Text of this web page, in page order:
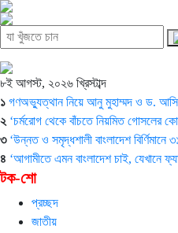
৮ই আগস্ট, ২০২৬ খ্রিস্টাব্দ
১ গণঅভ্যুত্থান নিয়ে আনু মুহাম্মদ ও ড. আসিফ
২ ‘চর্মরোগ থেকে বাঁচতে নিয়মিত গোসলের
৩ ‘উন্নত ও সমৃদ্ধশালী বাংলাদেশ বির্ণিমানে
৪ ‘আগামীতে এমন বাংলাদেশ চাই, যেখানে
টক-শো
প্রচ্ছদ
জাতীয়